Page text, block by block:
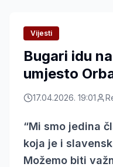
Vijesti
Bugari idu
umjesto
17.04.2026. 19:01
“Mi smo jedina
koja je i
Možemo biti